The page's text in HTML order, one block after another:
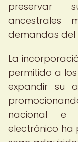
preservar
ancestrales
demandas
La
permitido a
expandir su
nacional e
electrónico ha